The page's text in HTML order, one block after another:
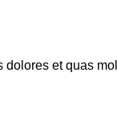
et quas